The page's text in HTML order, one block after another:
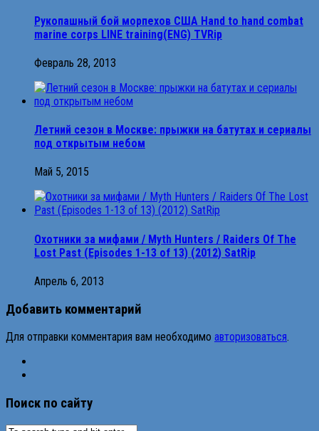
Рукопашный бой морпехов США Hand to hand combat
marine corps LINE training(ENG) TVRip
Февраль 28, 2013
Летний сезон в Москве: прыжки на батутах и сериалы
под открытым небом
Май 5, 2015
Охотники за мифами / Myth Hunters / Raiders Of The
Lost Past (Episodes 1-13 of 13) (2012) SatRip
Апрель 6, 2013
Добавить комментарий
Для отправки комментария вам необходимо авторизоваться.
Поиск по сайту